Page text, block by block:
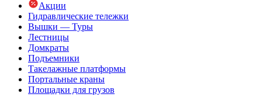
Акции
Гидравлические тележки
Вышки — Туры
Лестницы
Домкраты
Подъемники
Такелажные платформы
Портальные краны
Площадки для грузов